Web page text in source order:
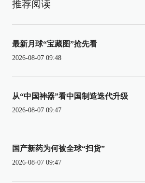
推荐阅读
最新月球“宝藏图”抢先看
2026-08-07 09:48
从“中国神器”看中国制造迭代升级
2026-08-07 09:47
国产新药为何被全球“扫货”
2026-08-07 09:47